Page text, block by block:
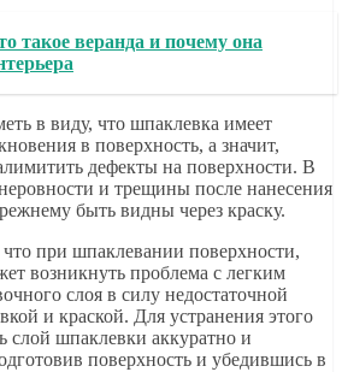
такое веранда и почему она
в виду, что шпаклевка имеет
в поверхность, а значит,
дефекты на поверхности. В
неровности и трещины после нанесения
быть видны через краску.
при шпаклевании поверхности,
возникнуть проблема с легким
слоя в силу недостаточной
и краской. Для устранения этого
слой шпаклевки аккуратно и
поверхность и убедившись в